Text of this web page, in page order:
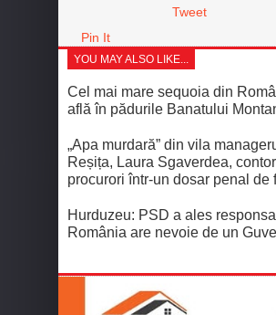
Tweet
Pin It
YOU MAY ALSO LIKE...
Cel mai mare sequoia din
află în pădurile Banatului
„Apa murdară” din vila
Reșița, Laura Sgaverdea,
procurori într-un dosar penal de
Hurduzeu: PSD a ales
România are nevoie de un